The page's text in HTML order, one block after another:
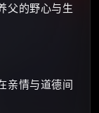
父的野心与生
亲情与道德间